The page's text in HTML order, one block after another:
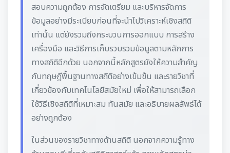
สอบความถูกต้อง การจัดเตรียม และบริหารจัดการ
ข้อมูลอย่างมีระเบียบก่อนที่จะนำไปวิเคราะห์เชิงสถิติ
เท่านั้น แต่ยังรวมถึงกระบวนการออกแบบ การสร้าง
เครื่องมือ และวิธีการเก็บรวบรวมข้อมูลตามหลักการ
ทางสถิติอีกด้วย นอกจากนี้หลักสูตรยังให้ความสำคัญ
กับทฤษฎีพื้นฐานทางสถิติอย่างเข้มข้น และรายวิชาที่
เกี่ยวข้องกับเทคโนโลยีสมัยใหม่ เพื่อให้สามารถเลือก
ใช้วิธีเชิงสถิติที่เหมาะสม ทันสมัย และอธิบายผลลัพธ์ได้
อย่างถูกต้อง
ในส่วนของรายวิชาทางด้านสถิติ นอกจากความรู้ทาง